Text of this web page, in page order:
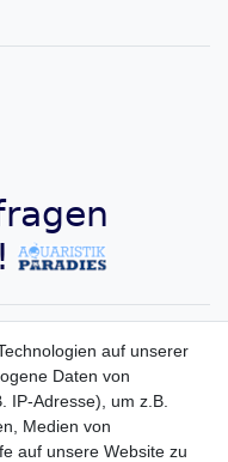
gelesen habe. Meine
auf unserer
Daten von
IP-Adresse), um z.B.
Medien von
auf unsere Website zu